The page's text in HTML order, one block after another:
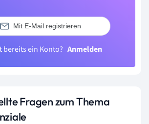
Mit E-Mail registrieren
bereits ein Konto? Anmelden
Fragen zum Thema